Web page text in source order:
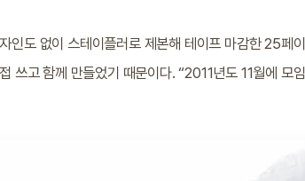
인도 없이 스테이플러로 제본해 테이프 마감한 25페
쓰고 함께 만들었기 때문이다. “2011년도 11월에 모